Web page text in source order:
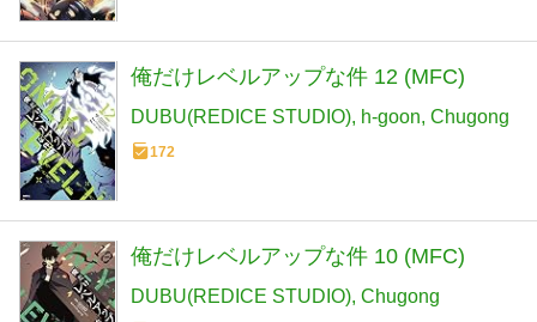
俺だけレベルアップな件 12 (MFC)
DUBU(REDICE STUDIO) h-goon Chugong
172
俺だけレベルアップな件 10 (MFC)
DUBU(REDICE STUDIO) Chugong